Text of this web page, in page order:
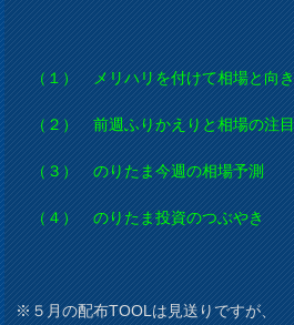
（１） メリハリを付けて相場と向き
（２） 前週ふりかえりと相場の注
（３） のりたま今週の相場予測
（４） のりたま投資のつぶやき
※５月の配布TOOLは見送りですが、